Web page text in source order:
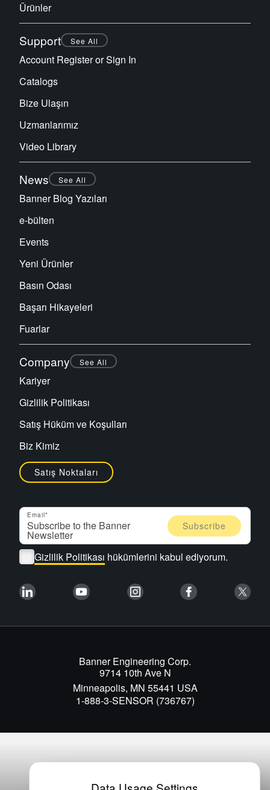
Ürünler
Support See All
Account Register or Sign In
Catalogs
Bize Ulaşın
Uzmanlarımız
Video Library
News See All
Banner Blog Yazıları
e-bülten
Events
Yeni Ürünler
Basın Odası
Başarı Hikayeleri
Fuarlar
Company See All
Kariyer
Gizlilik Politikası
Satış Hüküm ve Koşulları
Biz Kimiz
Satış Noktaları
Email
Gizlilik Politikası hükümlerini kabul ediyorum.
Banner Engineering Corp.
9714 10th Ave N
Minneapolis, MN 55441 USA
1-888-3-SENSOR (736767)